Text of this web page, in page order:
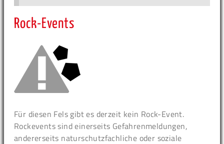
Rock-Events
Für diesen Fels gibt es derzeit kein Rock-Event.
Rockevents sind einerseits Gefahrenmeldungen,
andererseits naturschutzfachliche oder soziale